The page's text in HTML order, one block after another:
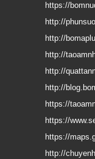
https://
http://
http://
http://
http://
http://
https://
https://
https://
http://